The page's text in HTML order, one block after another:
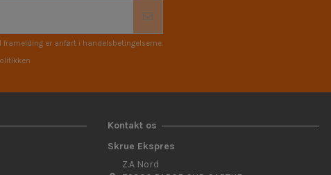
er anført i handelsbetingelserne.
Kontakt os
Skrue Ekspres
Z.A Nord